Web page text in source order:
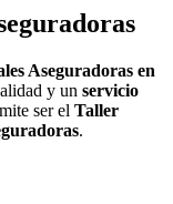
Aseguradoras en
y un servicio
ser el Taller
.